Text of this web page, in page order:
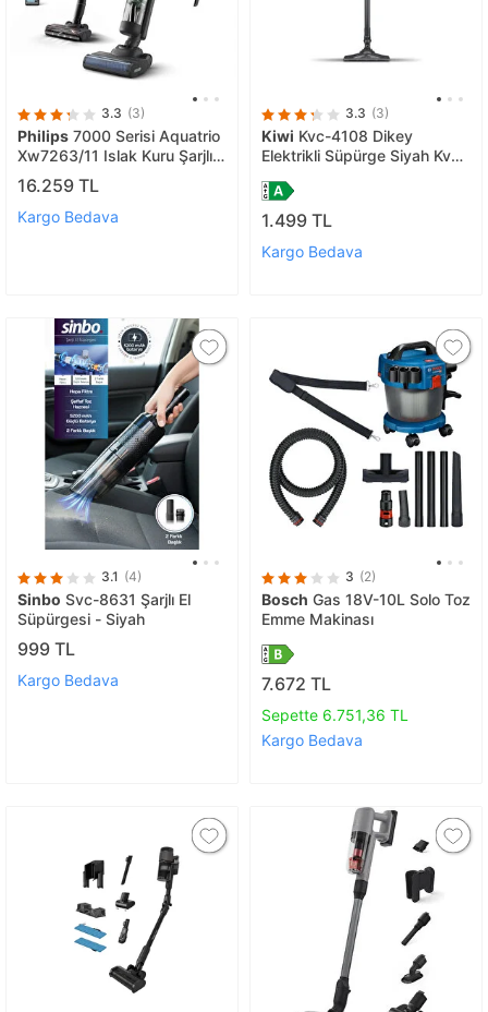
3.3 (3)
Philips 7000 Serisi Aquatrio
Xw7263/11 Islak Kuru Şarjlı
Dikey Süpürge
16.259 TL
Kargo Bedava
3.3 (3)
Kiwi Kvc-4108 Dikey
Elektrikli Süpürge Siyah Kvc-
1.499 TL
Kargo Bedava
3.1 (4)
Sinbo Svc-8631 Şarjlı El
Süpürgesi - Siyah
999 TL
Kargo Bedava
3 (2)
Bosch Gas 18V-10L Solo Toz
Emme Makinası
7.672 TL
Sepette 6.751,36 TL
Kargo Bedava